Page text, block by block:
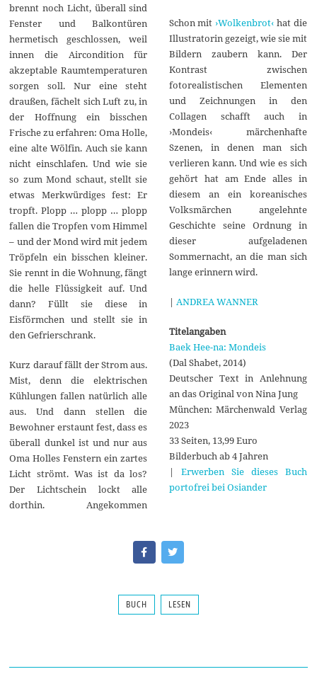
brennt noch Licht, überall sind
Fenster und Balkontüren
hermetisch geschlossen, weil
innen die Aircondition für
akzeptable Raumtemperaturen
sorgen soll. Nur eine steht
draußen, fächelt sich Luft zu, in
der Hoffnung ein bisschen
Frische zu erfahren: Oma Holle,
eine alte Wölfin. Auch sie kann
nicht einschlafen. Und wie sie
so zum Mond schaut, stellt sie
etwas Merkwürdiges fest: Er
tropft. Plopp … plopp … plopp
fallen die Tropfen vom Himmel
– und der Mond wird mit jedem
Tröpfeln ein bisschen kleiner.
Sie rennt in die Wohnung, fängt
die helle Flüssigkeit auf. Und
dann? Füllt sie diese in
Eisförmchen und stellt sie in
den Gefrierschrank.
Kurz darauf fällt der Strom aus.
Mist, denn die elektrischen
Kühlungen fallen natürlich alle
aus. Und dann stellen die
Bewohner erstaunt fest, dass es
überall dunkel ist und nur aus
Oma Holles Fenstern ein zartes
Licht strömt. Was ist da los?
Der Lichtschein lockt alle
dorthin. Angekommen
Schon mit ›Wolkenbrot‹hat die
Illustratorin gezeigt, wie sie mit
Bildern zaubern kann. Der
Kontrast zwischen
fotorealistischen Elementen
und Zeichnungen in den
Collagen schafft auch in
›Mondeis‹ märchenhafte
Szenen, in denen man sich
verlieren kann. Und wie es sich
gehört hat am Ende alles in
diesem an ein koreanisches
Volksmärchen angelehnte
Geschichte seine Ordnung in
dieser aufgeladenen
Sommernacht, an die man sich
lange erinnern wird.
| ANDREA WANNER
Titelangaben
Baek Hee-na: Mondeis
(Dal Shabet, 2014)
Deutscher Text in Anlehnung
an das Original von Nina Jung
München: Märchenwald Verlag
2023
33 Seiten, 13,99 Euro
Bilderbuch ab 4 Jahren
| Erwerben Sie dieses Buch
portofrei bei Osiander
BUCH LESEN